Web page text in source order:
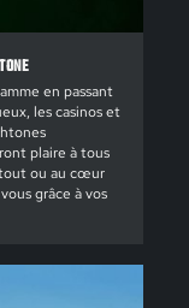
en passant
les casinos et
plaire à tous
ou au cœur
grâce à vos